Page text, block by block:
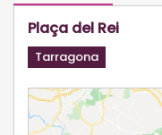
Plaça del Rei
Tarragona